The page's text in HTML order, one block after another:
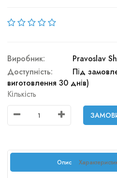
Виробник:
Pravoslav
Доступність:
Під
виготовлення 30 днів)
Кількість
Опис